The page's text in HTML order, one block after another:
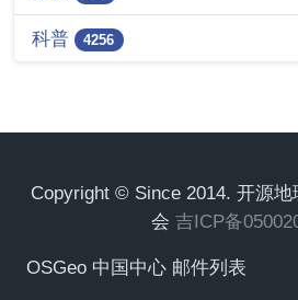
科普 4256
Copyright © Since 2014. 开源
会 吉ICP备
OSGeo 中国中心 邮件列表